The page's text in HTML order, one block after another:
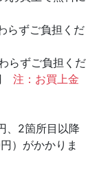
らずご負担くだ
らずご負担くだ
注：お買上金
、2箇所目以降
）がかかりま